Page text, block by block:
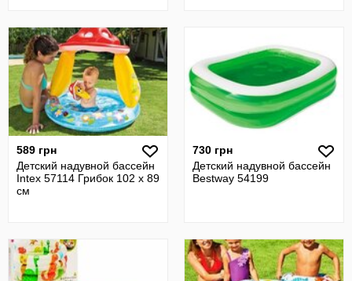
589 грн
Детский надувной бассейн
Intex 57114 Грибок 102 х 89
см
730 грн
Детский надувной бассейн
Bestway 54199